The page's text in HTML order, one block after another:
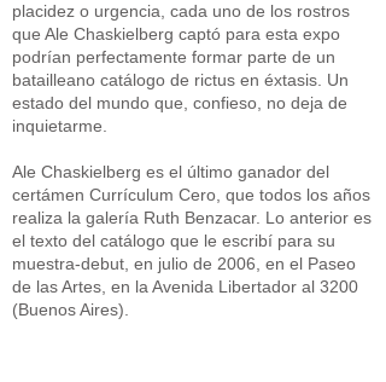
placidez o urgencia, cada uno de los rostros
que Ale Chaskielberg captó para esta expo
podrían perfectamente formar parte de un
batailleano catálogo de rictus en éxtasis. Un
estado del mundo que, confieso, no deja de
inquietarme.
Ale Chaskielberg es el último ganador del
certámen Currículum Cero, que todos los años
realiza la galería Ruth Benzacar. Lo anterior es
el texto del catálogo que le escribí para su
muestra-debut, en julio de 2006, en el Paseo
de las Artes, en la Avenida Libertador al 3200
(Buenos Aires).